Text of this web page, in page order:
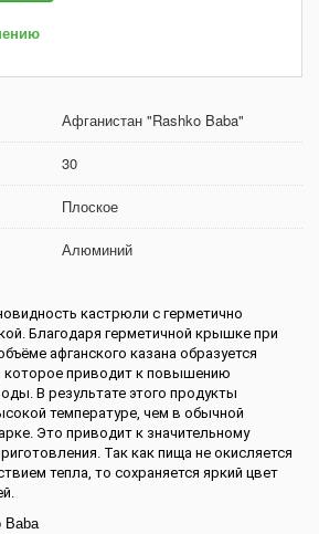
Афганистан "Rashko Baba"
30
Плоское
Алюминий
кастрюли с герметично
Благодаря герметичной крышке при
афганского казана образуется
приводит к повышению
В результате этого продукты
температуре, чем в обычной
Это приводит к значительному
Так как пища не окисляется
тепла, то сохраняется яркий цвет
Baba